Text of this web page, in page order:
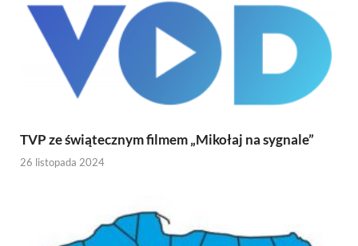
TVP ze świątecznym filmem „Mikołaj na sygnale”
26 listopada 2024